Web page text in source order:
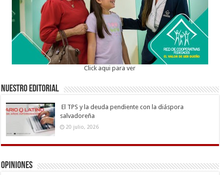
Click aqui para ver
Nuestro Editorial
El TPS y la deuda pendiente con la diáspora
salvadoreña
20 julio, 2026
Opiniones